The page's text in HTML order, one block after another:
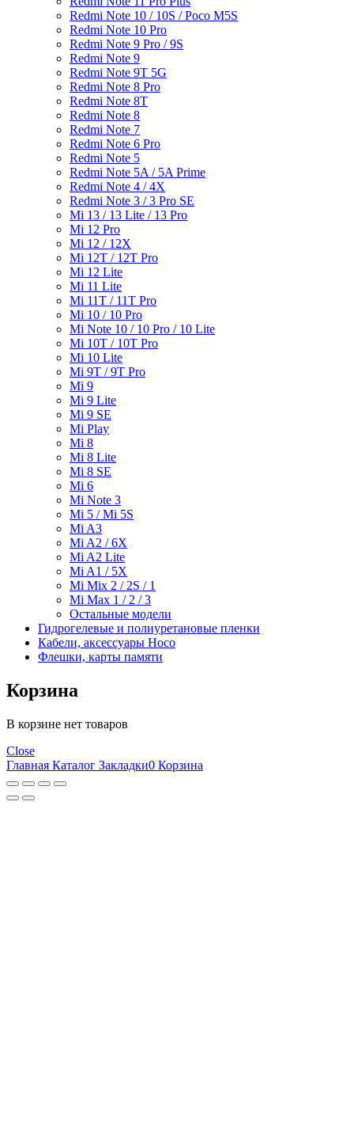
Redmi Note 10 / 10S / Poco M5S
Redmi Note 10 Pro
Redmi Note 9 Pro / 9S
Redmi Note 9
Redmi Note 9T 5G
Redmi Note 8 Pro
Redmi Note 8T
Redmi Note 8
Redmi Note 7
Redmi Note 6 Pro
Redmi Note 5
Redmi Note 5A / 5A Prime
Redmi Note 4 / 4X
Redmi Note 3 / 3 Pro SE
Mi 13 / 13 Lite / 13 Pro
Mi 12 Pro
Mi 12 / 12X
Mi 12T / 12T Pro
Mi 12 Lite
Mi 11 Lite
Mi 11T / 11T Pro
Mi 10 / 10 Pro
Mi Note 10 / 10 Pro / 10 Lite
Mi 10T / 10T Pro
Mi 10 Lite
Mi 9T / 9T Pro
Mi 9
Mi 9 Lite
Mi 9 SE
Mi Play
Mi 8
Mi 8 Lite
Mi 8 SE
Mi 6
Mi Note 3
Mi 5 / Mi 5S
Mi A3
Mi A2 / 6X
Mi A2 Lite
Mi A1 / 5X
Mi Mix 2 / 2S / 1
Mi Max 1 / 2 / 3
Остальные модели
Гидрогелевые и полиуретановые пленки
Кабели, аксессуары Hoco
Флешки, карты памяти
Корзина
В корзине нет товаров
Close
Главная Каталог Закладки0 Корзина